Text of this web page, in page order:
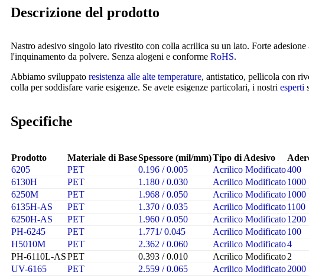
Descrizione del prodotto
Nastro adesivo singolo lato rivestito con colla acrilica su un lato. Forte
l'inquinamento da polvere. Senza alogeni e conforme RoHS.
Abbiamo sviluppato resistenza alle alte temperature, antistatico, pellicola con
colla per soddisfare varie esigenze. Se avete esigenze particolari, i nostri esperti
Specifiche
Prodotto Materiale di BaseSpessore (mil/mm)Tipo di Adesivo
6205
PET 0.196 / 0.005 Acrilico Modificato400
6130H
PET 1.180 / 0.030 Acrilico Modificato1000
6250M
PET 1.968 / 0.050 Acrilico Modificato1000
6135H-AS
PET 1.370 / 0.035 Acrilico Modificato1100
6250H-AS
PET 1.960 / 0.050 Acrilico Modificato1200
PH-6245
PET 1.771/ 0.045 Acrilico Modificato100
H5010M
PET 2.362 / 0.060 Acrilico Modificato4
PH-6110L-ASPET 0.393 / 0.010 Acrilico Modificato2
UV-6165
PET 2.559 / 0.065 Acrilico Modificato2000